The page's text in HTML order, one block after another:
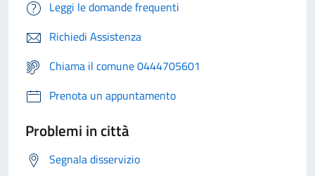
Leggi le domande frequenti
Richiedi Assistenza
Chiama il comune 0444705601
Prenota un appuntamento
Problemi in città
Segnala disservizio